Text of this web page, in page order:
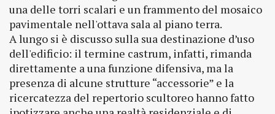
una delle torri scalari e un frammento del mosaico
pavimentale nell'ottava sala al piano terra.
A lungo si è discusso sulla sua destinazione d’uso
dell'edificio: il termine castrum, infatti, rimanda
direttamente a una funzione difensiva, ma la
presenza di alcune strutture “accessorie” e la
ricercatezza del repertorio scultoreo hanno fatto